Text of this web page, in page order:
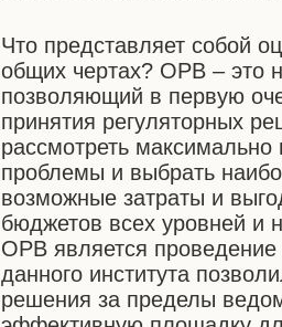
Что представляет собой
общих чертах? ОРВ – это
позволяющий в первую
принятия регуляторных
рассмотреть
проблемы и выбрать
возможные затраты и
бюджетов всех уровней и
ОРВ является проведение
данного института
решения за пределы